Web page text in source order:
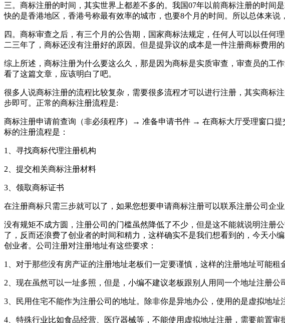
三。商标注册的时间，其实世界上都差不多的。我国07年以前商标注册的时间
快的是香港地区，香港号称最有效率的城市，也要8个月的时间。所以总体来说
四。商标审查之后，有三个月的公告期，国家商标法规定，任何人可以以任
二三年了，商标还没有注册好的原因。但是提异议的成本是一件注册商标费用
综上所述，商标注册为什么要这么久，那是因为商标是实质审查，审查员的工
看了这篇文章，应该明白了吧。
很多人说商标注册的流程比较复杂，需要很多流程才可以进行注册，其实商标
步即可。正常的商标注册流程是:
商标注册申请前查询（非必须程序）→ 准备申请书件 → 在商标大厅受理窗
标的注册流程是：
1、寻找商标代理注册机构
2、提交相关商标注册材料
3、领取商标证书
在注册商标只需三步就可以了，如果您想要申请商标注册可以联系注册公司企业
没有规矩不成方圆，注册公司的门槛虽然降低了不少，但是这不能就说明注册
了，反而还浪费了创业者的时间和精力，这样确实不是我们想看到的，今天小
创业者。公司注册对注册地址有这些要求：
1、对于那些没有房产证的注册地址老板们一定要谨慎，这样的注册地址可能
2、现在虽然可以一址多照，但是，小编不建议老板跟别人用同一个地址注册
3、民用住宅不能作为注册公司的地址。除非你是异地办公，使用的是虚拟地址
4、特殊行业比如食品经营、医疗器械等，不能使用虚拟地址注册，需要前置